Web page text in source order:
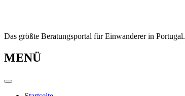
Das größte Beratungsportal für Einwanderer in Portugal.
MENÜ